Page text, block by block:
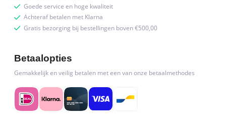
Goede service en hoge kwaliteit
Achteraf betalen met Klarna
Gratis bezorging bij bestellingen boven €500,00
Betaalopties
Gemakkelijk en veilig betalen met een van onze betaalmethodes